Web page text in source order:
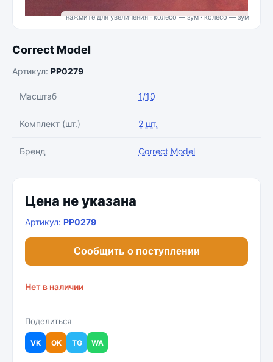
нажмите для увеличения · колесо — зум
Correct Model
Артикул: PP0279
Масштаб 1/10
Комплект (шт.) 2 шт.
Бренд Correct Model
Цена не указана
Артикул: PP0279
Сообщить о поступлении
Нет в наличии
Поделиться
VK OK TG WA